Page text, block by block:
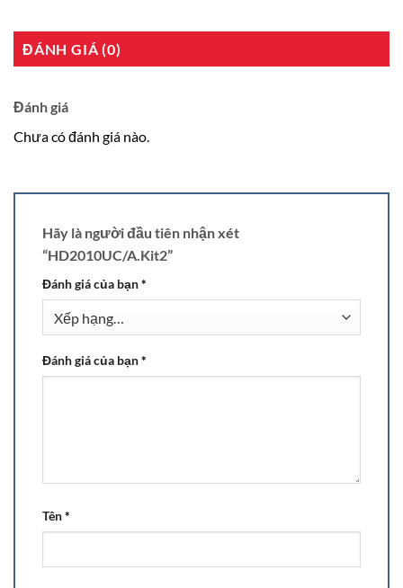
ĐÁNH GIÁ (0)
Đánh giá
Chưa có đánh giá nào.
Hãy là người đầu tiên nhận xét
“HD2010UC/A.Kit2”
Đánh giá của bạn*
Đánh giá của bạn*
Tên*